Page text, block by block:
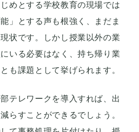
めとする学校教育の現場では
」とする声も根強く、まだま
状です。しかし授業以外の業
いる必要はなく、持ち帰り業
も課題として挙げられます。
テレワークを導入すれば、出
らすことができるでしょう。